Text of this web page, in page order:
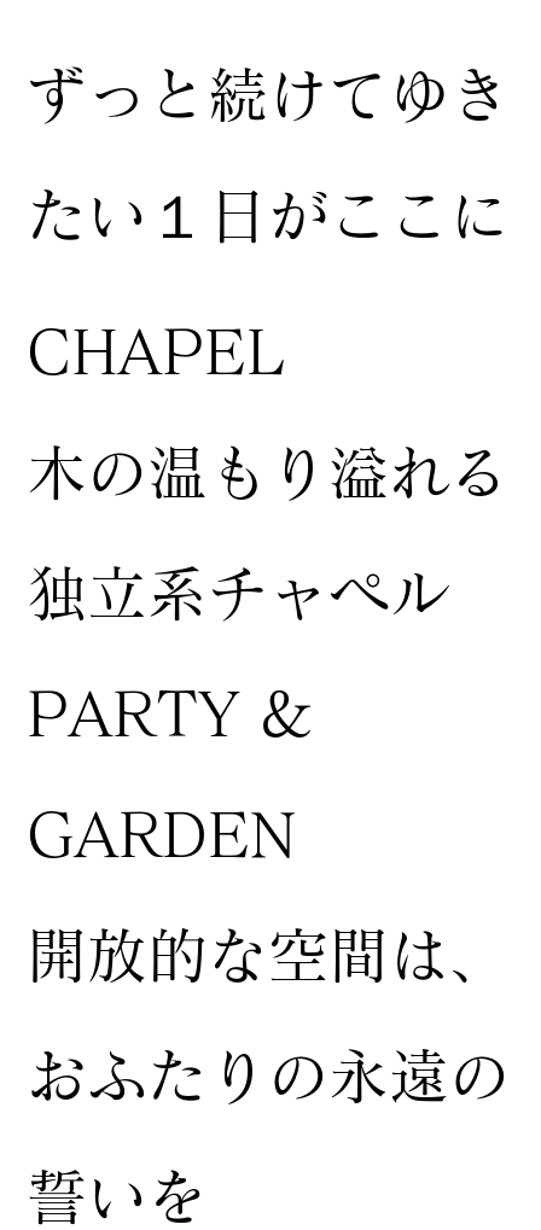
ずっと続けてゆき
たい１日がここに
CHAPEL
木の温もり溢れる
独立系チャペル
PARTY &
GARDEN
開放的な空間は、
おふたりの永遠の
誓いを